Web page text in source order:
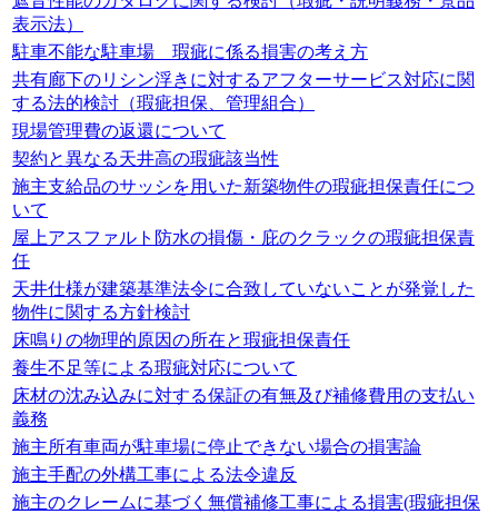
表示法）
駐車不能な駐車場 瑕疵に係る損害の考え方
共有廊下のリシン浮きに対するアフターサービス対応に関
する法的検討（瑕疵担保、管理組合）
現場管理費の返還について
契約と異なる天井高の瑕疵該当性
施主支給品のサッシを用いた新築物件の瑕疵担保責任につ
いて
屋上アスファルト防水の損傷・庇のクラックの瑕疵担保責
任
天井仕様が建築基準法令に合致していないことが発覚した
物件に関する方針検討
床鳴りの物理的原因の所在と瑕疵担保責任
養生不足等による瑕疵対応について
床材の沈み込みに対する保証の有無及び補修費用の支払い
義務
施主所有車両が駐車場に停止できない場合の損害論
施主手配の外構工事による法令違反
施主のクレームに基づく無償補修工事による損害(瑕疵担保